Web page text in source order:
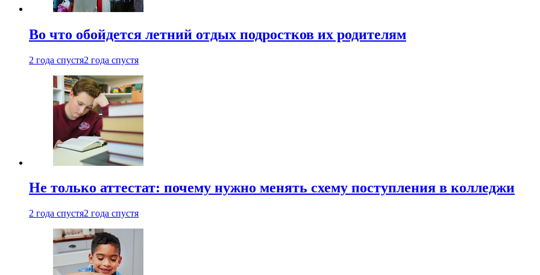
Во что обойдется летний отдых подростков их родителям
2 года спустя2 года спустя
Не только аттестат: почему нужно менять схему поступления в колледжи
2 года спустя2 года спустя